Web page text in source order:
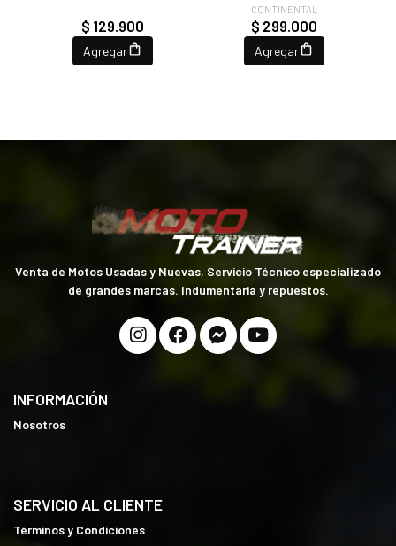
$ 129.900
Agregar
CONTINENTAL
$ 299.000
Agregar
Venta de Motos Usadas y Nuevas, Servicio Técnico especializado
de grandes marcas. Indumentaria y repuestos.
INFORMACIÓN
Nosotros
SERVICIO AL CLIENTE
Términos y Condiciones